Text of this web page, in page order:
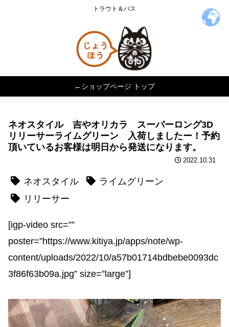
トラウト＆バス
←ショップページ トップ
ネオスタイル 吉やオリカラ スーパーロング3D
リリーサーライムグリーン 入荷しましたー！予約
頂いているお客様は明日から発送になります。
2022.10.31
ネオスタイル
ライムグリーン
リリーサー
[igp-video src=””
poster=”https://www.kitiya.jp/apps/note/wp-
content/uploads/2022/10/a57b01714bdbebe0093dc
3f86f63b09a.jpg” size=”large”]